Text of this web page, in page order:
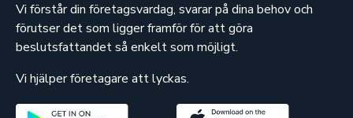
Vi förstår din företagsvardag, svarar på dina behov och
förutser det som ligger framför för att göra
beslutsfattandet så enkelt som möjligt.
Vi hjälper företagare att lyckas.